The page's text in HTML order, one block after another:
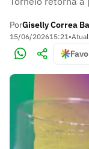
PorGiselly Correa
15/06/202615:21•